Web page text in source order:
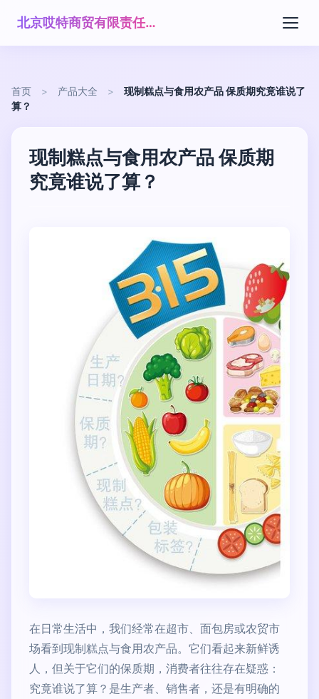
北京哎特商贸有限责任公司
首页 > 产品大全 >
现制糕点与食用农产品 保质期究竟谁说了
算？
现制糕点与食用农产品 保质期
究竟谁说了算？
在日常生活中，我们经常在超市、面包房或农贸市
场看到现制糕点与食用农产品。它们看起来新鲜诱
人，但关于它们的保质期，消费者往往存在疑惑：
究竟谁说了算？是生产者、销售者，还是有明确的